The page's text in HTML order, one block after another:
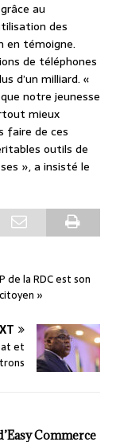
au
des
en témoigne.
de téléphones
d’un milliard. «
notre jeunesse
mieux
faire de ces
outils de
», a insisté le
de la RDC est son
»
et
Commerce